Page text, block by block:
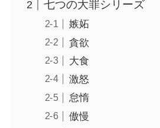
七つの大罪シリーズ
嫉妬
貪欲
大食
激怒
怠惰
傲慢